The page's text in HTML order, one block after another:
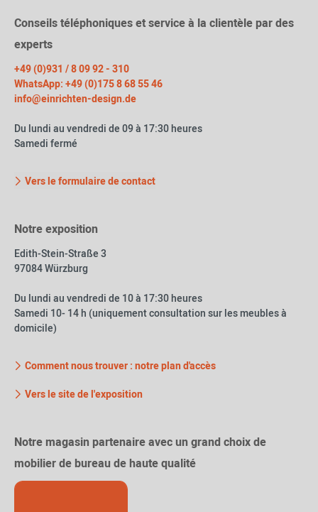
Conseils téléphoniques et service à la clientèle par des
experts
+49 (0)931 / 8 09 92 - 310
WhatsApp: +49 (0)175 8 68 55 46
info@einrichten-design.de
Du lundi au vendredi de 09 à 17:30 heures
Samedi fermé
Vers le formulaire de contact
Notre exposition
Edith-Stein-Straße 3
97084 Würzburg
Du lundi au vendredi de 10 à 17:30 heures
Samedi 10- 14 h (uniquement consultation sur les meubles à
domicile)
Comment nous trouver : notre plan d'accès
Vers le site de l'exposition
Notre magasin partenaire avec un grand choix de
mobilier de bureau de haute qualité